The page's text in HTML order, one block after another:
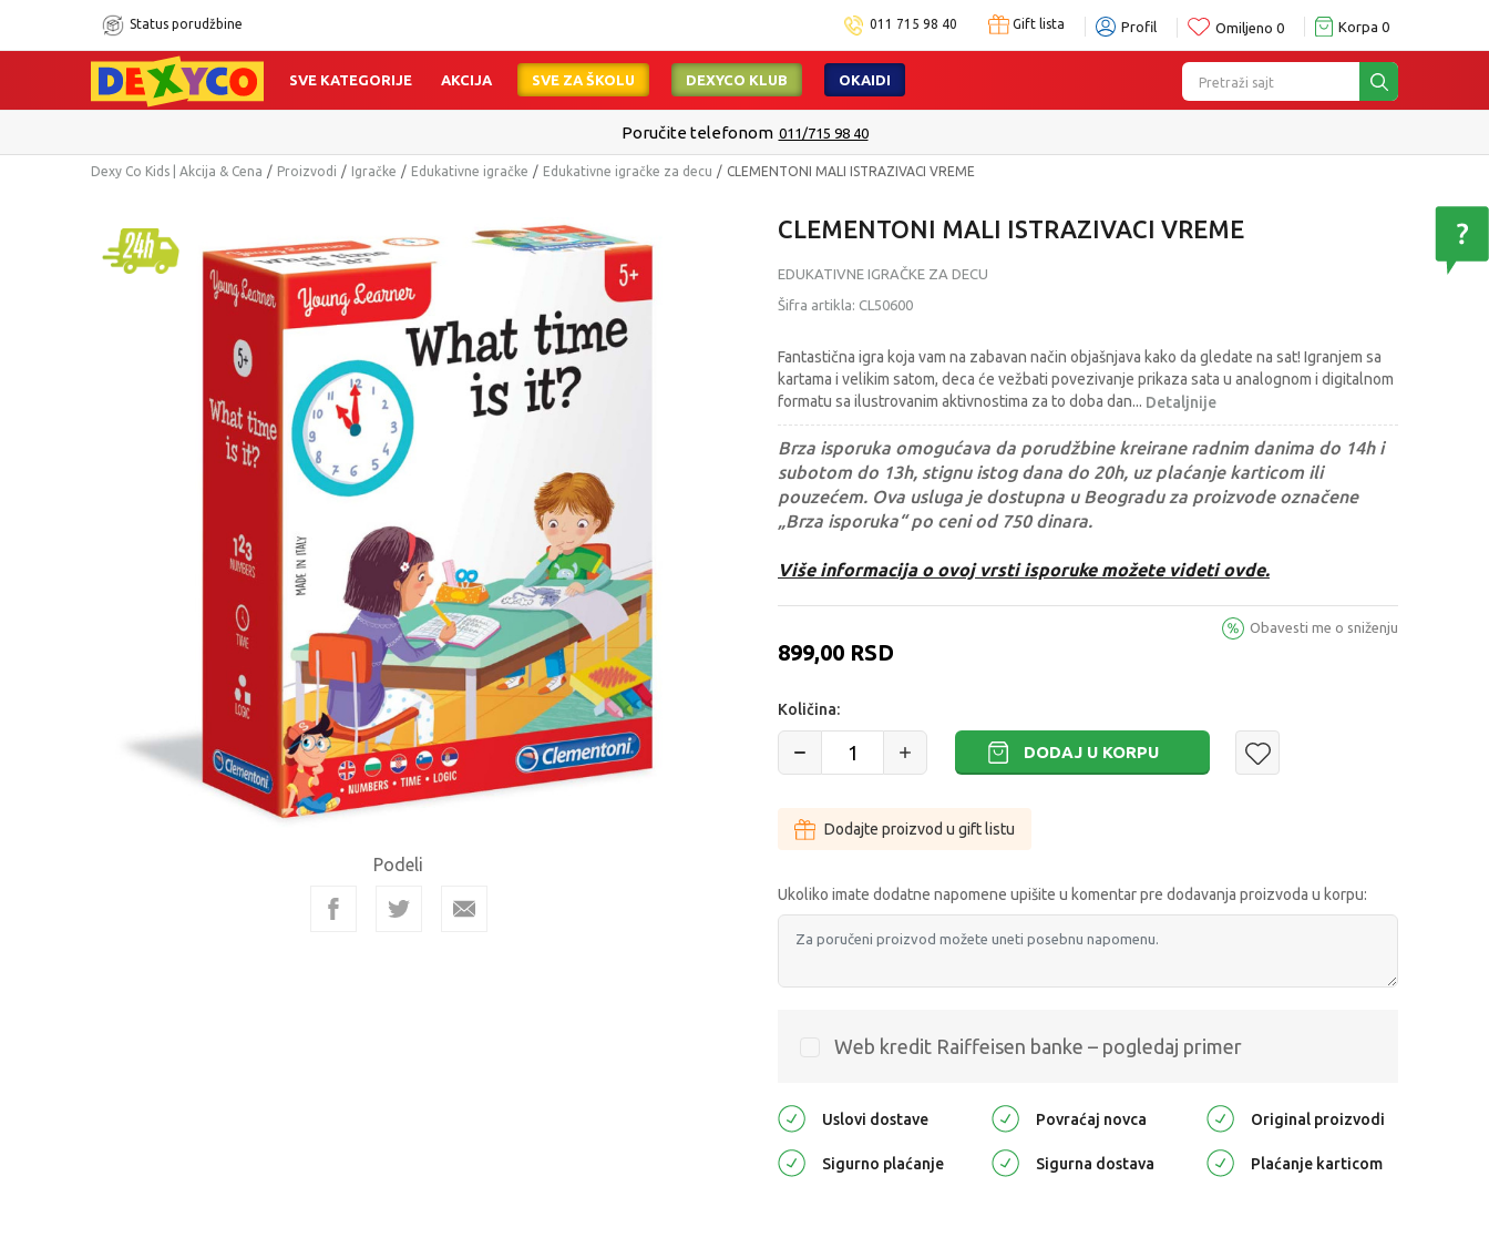
Status porudžbine 011 715 98 40 Gift lista Profil Omiljeno 0 Korpa 0
Pretraži sajt
SVE KATEGORIJE AKCIJA SVE ZA ŠKOLU DEXYCO KLUB OKAIDI
Poručite telefonom 011/715 98 40
Dexy Co Kids | Akcija & Cena Proizvodi Igračke Edukativne igračke Edukativne igračke za decu CLEMENTONI MALI ISTRAZIVACI VREME
Podeli
CLEMENTONI MALI ISTRAZIVACI VREME
EDUKATIVNE IGRAČKE ZA DECU
Šifra artikla: CL50600
Fantastična igra koja vam na zabavan način objašnjava kako da gledate na sat! Igranjem sa
kartama i velikim satom, deca će vežbati povezivanje prikaza sata u analognom i digitalnom
formatu sa ilustrovanim aktivnostima za to doba dan... Detaljnije
Brza isporuka omogućava da porudžbine kreirane radnim danima do 14h i
subotom do 13h, stignu istog dana do 20h, uz plaćanje karticom ili
pouzećem. Ova usluga je dostupna u Beogradu za proizvode označene
„Brza isporuka“ po ceni od 750 dinara.
Više informacija o ovoj vrsti isporuke možete videti ovde.
899,00 RSD
Obavesti me o sniženju
Količina:
DODAJ U KORPU
Dodajte proizvod u gift listu
Ukoliko imate dodatne napomene upišite u komentar pre dodavanja proizvoda u korpu:
Web kredit Raiffeisen banke – pogledaj primer
Uslovi dostave Povraćaj novca Original proizvodi
Sigurno plaćanje Sigurna dostava Plaćanje karticom